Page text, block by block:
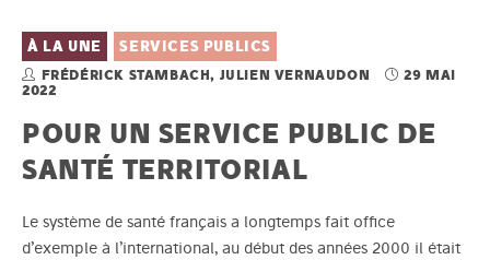
À LA UNE SERVICES PUBLICS
FRÉDÉRICK STAMBACH, JULIEN VERNAUDON
29 MAI
2022
POUR UN SERVICE PUBLIC DE
SANTÉ TERRITORIAL
Le système de santé français a longtemps fait office
d’exemple à l’international, au début des années 2000 il était